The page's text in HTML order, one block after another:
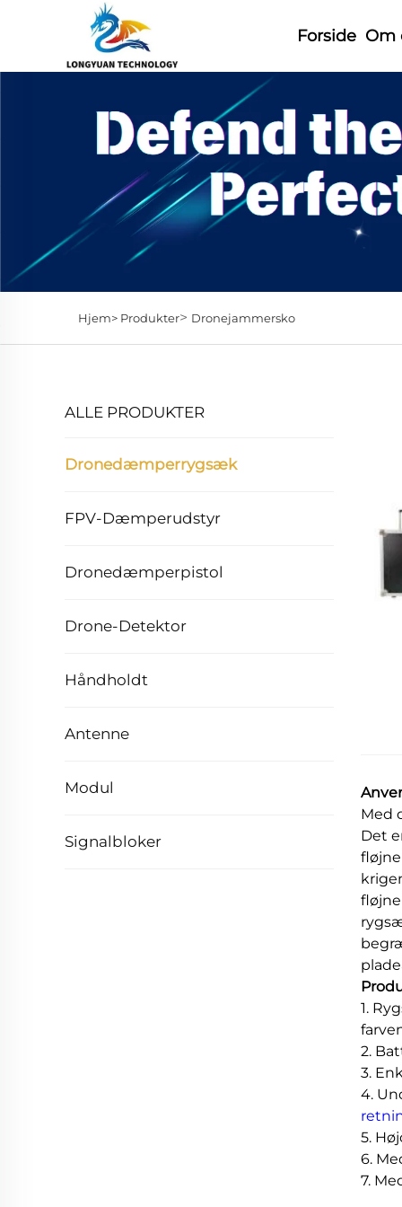
Forside Om
Hjem> Produkter> Dronejammersko
ALLE PRODUKTER
Dronedæmperrygsæk
FPV-Dæmperudstyr
Dronedæmperpistol
Drone-Detektor
Håndholdt
Antenne
Modul
Signalbloker
Med
Det
1.
2.
3.
4.
5.
6.
7.